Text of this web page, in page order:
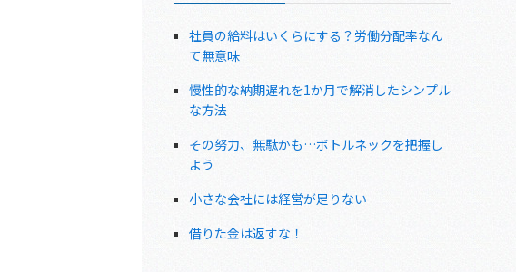
社員の給料はいくらにする？労働分配率なん
て無意味
慢性的な納期遅れを1か月で解消したシンプル
な方法
その努力、無駄かも…ボトルネックを把握し
よう
小さな会社には経営が足りない
借りた金は返すな！